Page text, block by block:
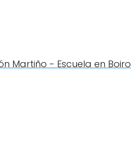
Martiño - Escuela en Boiro